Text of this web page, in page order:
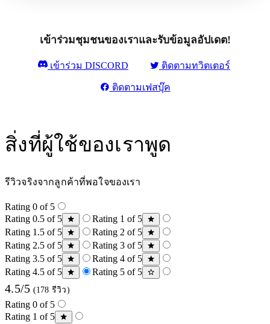
เข้าร่วมชุมชนของเราและรับข้อมูลอัปเดต!
เข้าร่วม DISCORD ติดตามทวิตเตอร์
ติดตามเฟสบุ๊ค
สิ่งที่ผู้ใช้ของเราพูด
รีวิวจริงจากลูกค้าที่พอใจของเรา
Rating 0 of 5
Rating 0.5 of 5
Rating 1 of 5
Rating 1.5 of 5
Rating 2 of 5
Rating 2.5 of 5
Rating 3 of 5
Rating 3.5 of 5
Rating 4 of 5
Rating 4.5 of 5
Rating 5 of 5
4.5/5 (178 รีวิว)
Rating 0 of 5
Rating 1 of 5